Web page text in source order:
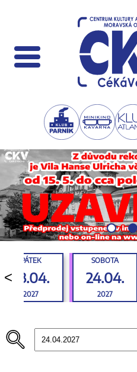
<
PÁTEK
23.04.
2027
SOBOTA
24.04.
2027